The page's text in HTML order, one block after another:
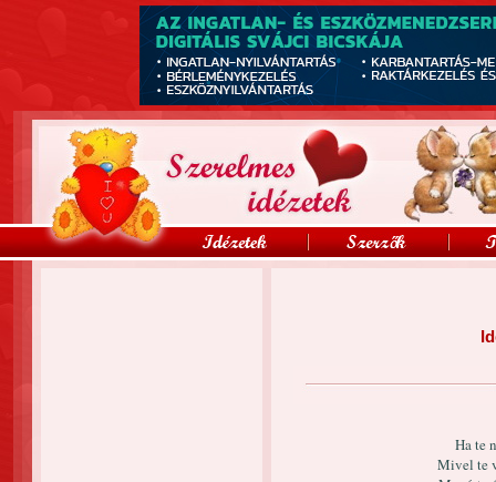
Ha te
Mivel te